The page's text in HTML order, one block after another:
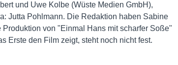
und Uwe Kolbe (Wüste Medien GmbH),
Jutta Pohlmann. Die Redaktion haben Sabine
von "Einmal Hans mit scharfer Soße"
Erste den Film zeigt, steht noch nicht fest.